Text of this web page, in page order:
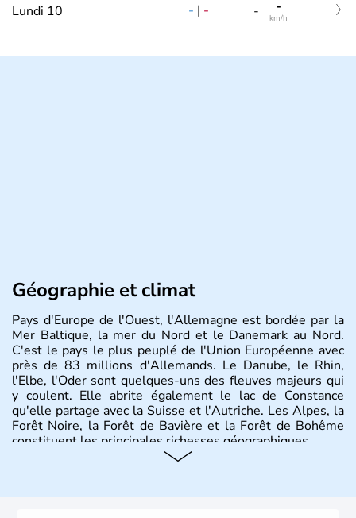
Lundi 10 - | - - -
km/h
Géographie et climat
Pays d'Europe de l'Ouest, l'Allemagne est bordée par la
Mer Baltique, la mer du Nord et le Danemark au Nord.
C'est le pays le plus peuplé de l'Union Européenne avec
près de 83 millions d'Allemands. Le Danube, le Rhin,
l'Elbe, l'Oder sont quelques-uns des fleuves majeurs qui
y coulent. Elle abrite également le lac de Constance
qu'elle partage avec la Suisse et l'Autriche. Les Alpes, la
Forêt Noire, la Forêt de Bavière et la Forêt de Bohême
constituent les principales richesses géographiques.